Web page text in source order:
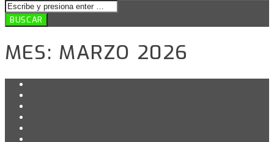
MES: MARZO 2026